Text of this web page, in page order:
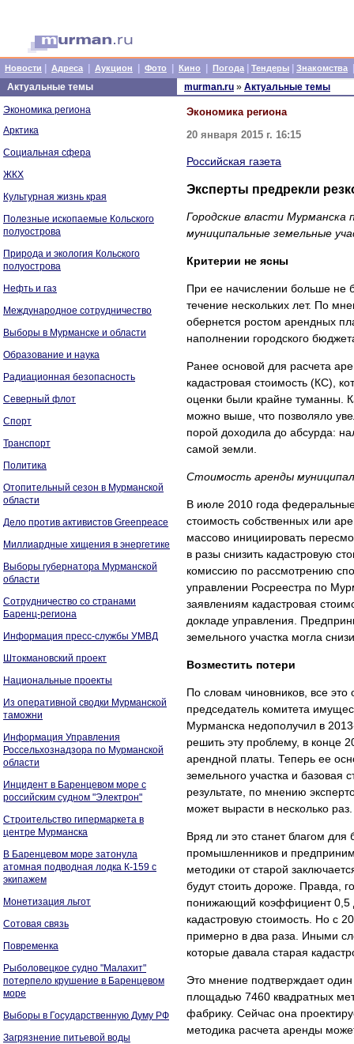
Новости Адреса Аукцион Фото Кино Погода Тендеры Знакомства
Актуальные темы
Экономика региона
Арктика
Социальная сфера
ЖКХ
Культурная жизнь края
Полезные ископаемые Кольского
полуострова
Природа и экология Кольского
полуострова
Нефть и газ
Международное сотрудничество
Выборы в Мурманске и области
Образование и наука
Радиационная безопасность
Северный флот
Спорт
Транспорт
Политика
Отопительный сезон в Мурманской
области
Дело против активистов Greenpeace
Миллиардные хищения в энергетике
Выборы губернатора Мурманской
области
Сотрудничество со странами
Баренц-региона
Информация пресс-службы УМВД
Штокмановский проект
Национальные проекты
Из оперативной сводки Мурманской
таможни
Информация Управления
Россельхознадзора по Мурманской
области
Инцидент в Баренцевом море с
российским судном "Электрон"
Строительство гипермаркета в
центре Мурманска
В Баренцевом море затонула
атомная подводная лодка К-159 с
экипажем
Монетизация льгот
Сотовая связь
Повременка
Рыболовецкое судно "Малахит"
потерпело крушение в Баренцевом
море
Выборы в Государственную Думу РФ
Загрязнение питьевой воды
murman.ru » Актуальные темы
Экономика региона
20 января 2015 г. 16:15
Российская газета
Эксперты предрекли
Городские власти Мурманска
муниципальные земельные
Критерии не ясны
При ее начислении больше не
течение нескольких лет. По
обернется ростом арендных
наполнении городского
Ранее основой для расчета
кадастровая стоимость (КС),
оценки были крайне туманны.
можно выше, что позволяло
порой доходила до абсурда:
самой земли.
Стоимость аренды
В июле 2010 года
стоимость собственных или
массово инициировать
в разы снизить кадастровую
комиссию по рассмотрению
управлении Росреестра по
заявлениям кадастровая
докладе управления.
земельного участка могла
Возместить потери
По словам чиновников, все
председатель комитета
Мурманска недополучил в
решить эту проблему, в конце
арендной платы. Теперь ее
земельного участка и базовая
результате, по мнению
может вырасти в несколько раз.
Вряд ли это станет благом
промышленников и
методики от старой
будут стоить дороже. Правда,
понижающий коэффициент 0,5
кадастровую стоимость. Но с
примерно в два раза. Иными
которые давала старая
Это мнение подтверждает
площадью 7460 квадратных
фабрику. Сейчас она
методика расчета аренды